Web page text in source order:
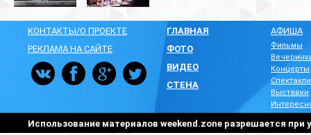
КОНТАКТЫ/О ПРОЕКТЕ
РЕКЛАМА НА САЙТЕ
ГЛАВНАЯ
ФОТО
ВИДЕО
СТЕНА
АФИША
Фильмы
Концерты
Спектакли
Выставки
Использование материалов weekend.zone разрешается